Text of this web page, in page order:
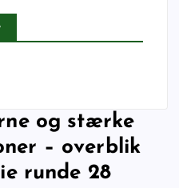
og stærke
– overblik
runde 28